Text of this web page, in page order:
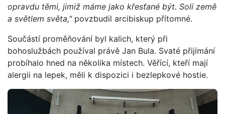
opravdu těmi, jimiž máme jako křesťané být. Solí země
a světlem světa,"povzbudil arcibiskup přítomné.
Součástí proměňování byl kalich, který při
bohoslužbách používal právě Jan Bula. Svaté přijímání
probíhalo hned na několika místech. Věřící, kteří mají
alergii na lepek, měli k dispozici i bezlepkové hostie.